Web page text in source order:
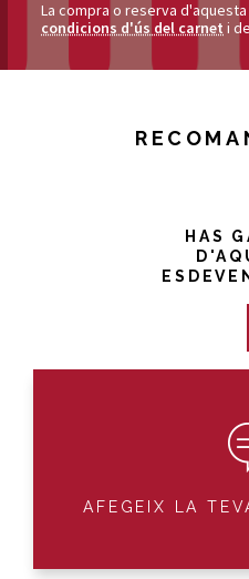
La compra o reserva
condicions d'ús del carnet i de
HAS
AFEGEIX LA